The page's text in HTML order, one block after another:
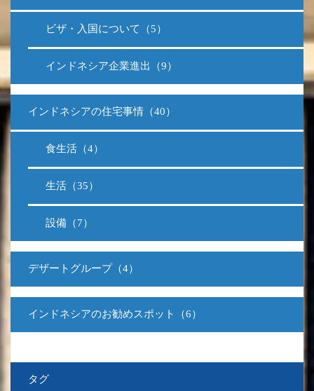
ビザ・入国について（5）
インドネシア企業進出（9）
インドネシアの住宅事情（40）
食生活（4）
生活（35）
設備（7）
デザートグループ（4）
インドネシアのお勧めスポット（6）
タグ